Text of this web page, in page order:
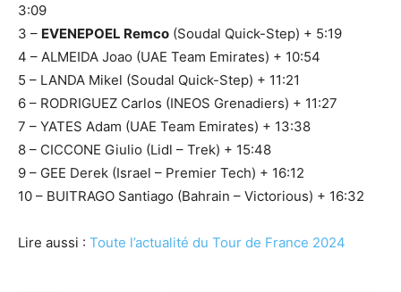
3:09
3 – EVENEPOEL Remco (Soudal Quick-Step) + 5:19
4 – ALMEIDA Joao (UAE Team Emirates) + 10:54
5 – LANDA Mikel (Soudal Quick-Step) + 11:21
6 – RODRIGUEZ Carlos (INEOS Grenadiers) + 11:27
7 – YATES Adam (UAE Team Emirates) + 13:38
8 – CICCONE Giulio (Lidl – Trek) + 15:48
9 – GEE Derek (Israel – Premier Tech) + 16:12
10 – BUITRAGO Santiago (Bahrain – Victorious) + 16:32
Lire aussi : Toute l’actualité du Tour de France 2024